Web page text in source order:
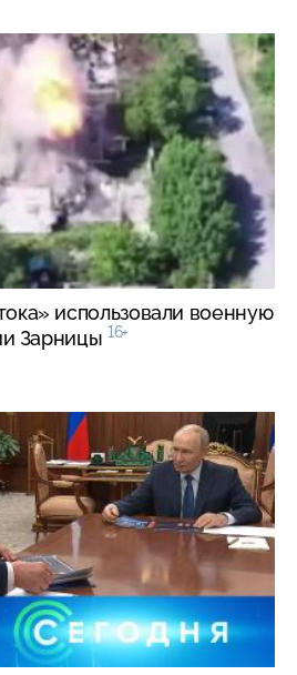
использовали военную
Зарницы 16+